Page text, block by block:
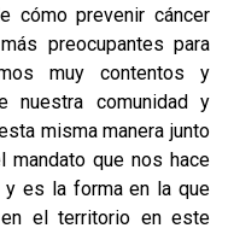
cómo prevenir cáncer
preocupantes para
muy contentos y
nuestra comunidad y
misma manera junto
que nos hace
y es la forma en la que
el territorio en este